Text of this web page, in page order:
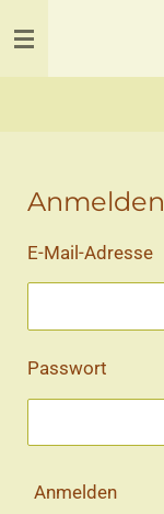
Zum
Hauptinhalt
Anmelden
E-Mail-Adresse
Passwort
Anmelden